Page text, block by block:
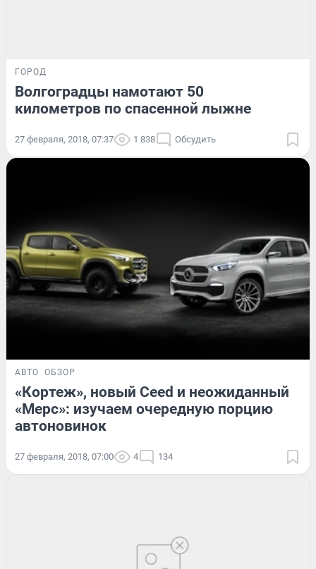
ГОРОД
Волгоградцы намотают 50
километров по спасенной лыжне
27 февраля, 2018, 07:37 1 838 Обсудить
АВТО ОБЗОР
«Кортеж», новый Ceed и неожиданный
«Мерс»: изучаем очередную порцию
автоновинок
27 февраля, 2018, 07:00 4 134